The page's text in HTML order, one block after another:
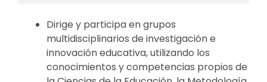
Dirige y participa en grupos
multidisciplinarios de investigación e
innovación educativa, utilizando los
conocimientos y competencias propios de